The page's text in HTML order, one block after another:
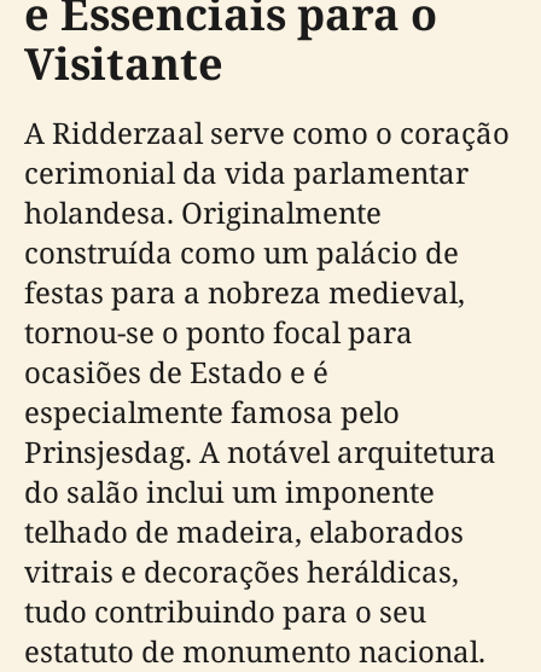
e Essenciais para o
Visitante
A Ridderzaal serve como o coração
cerimonial da vida parlamentar
holandesa. Originalmente
construída como um palácio de
festas para a nobreza medieval,
tornou-se o ponto focal para
ocasiões de Estado e é
especialmente famosa pelo
Prinsjesdag. A notável arquitetura
do salão inclui um imponente
telhado de madeira, elaborados
vitrais e decorações heráldicas,
tudo contribuindo para o seu
estatuto de monumento nacional.